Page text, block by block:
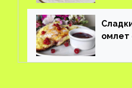
омлет